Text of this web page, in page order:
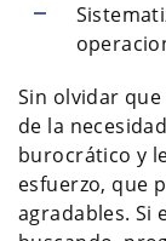
Sin olvidar
de la
burocrático y
esfuerzo, que
agradables. Si